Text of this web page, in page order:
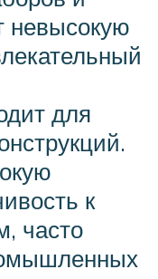
невысокую
для
к
часто